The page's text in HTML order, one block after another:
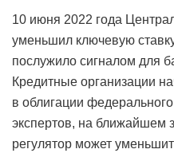
10 июня 2022 года
уменьшил ключевую
послужило сигналом для
Кредитные организации
в облигации
экспертов, на ближайшем
регулятор может